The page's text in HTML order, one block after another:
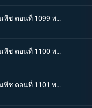
One piece วันพีช ตอนที่ 1099 พากย์ไทย เตรียมรับการโจมตี ร็อบ ลุจจิจู่โจม
One piece วันพีช ตอนที่ 1100 พากย์ไทย พลังในระดับที่แตกต่าง ลูฟี่ ปะทะ ลุจจิ
One piece วันพีช ตอนที่ 1101 พากย์ไทย มนุษยชาติสุดแกร่ง พลังพิเศษของเซราฟิม